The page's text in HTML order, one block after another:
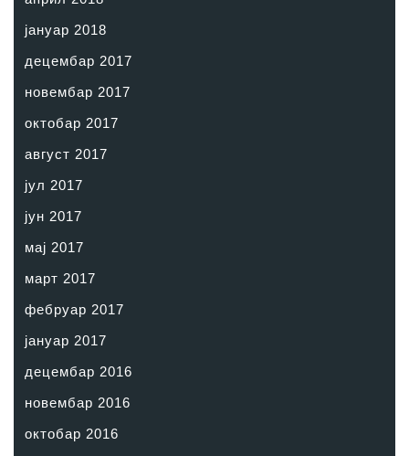
јануар 2018
децембар 2017
новембар 2017
октобар 2017
август 2017
јул 2017
јун 2017
мај 2017
март 2017
фебруар 2017
јануар 2017
децембар 2016
новембар 2016
октобар 2016